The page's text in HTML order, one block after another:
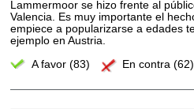
Lammermoor se hizo frente al
Valencia. Es muy importante el
empiece a popularizarse a edades
ejemplo en Austria.
A favor (83)
En contra (62)